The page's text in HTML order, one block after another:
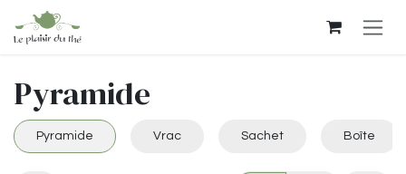
Se rendre au contenu
Pyramide
Pyramide Vrac Sachet Boîte